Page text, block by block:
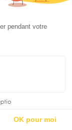
bancaire
chez sa
(gestion
de force
pendant votre
OK pour moi